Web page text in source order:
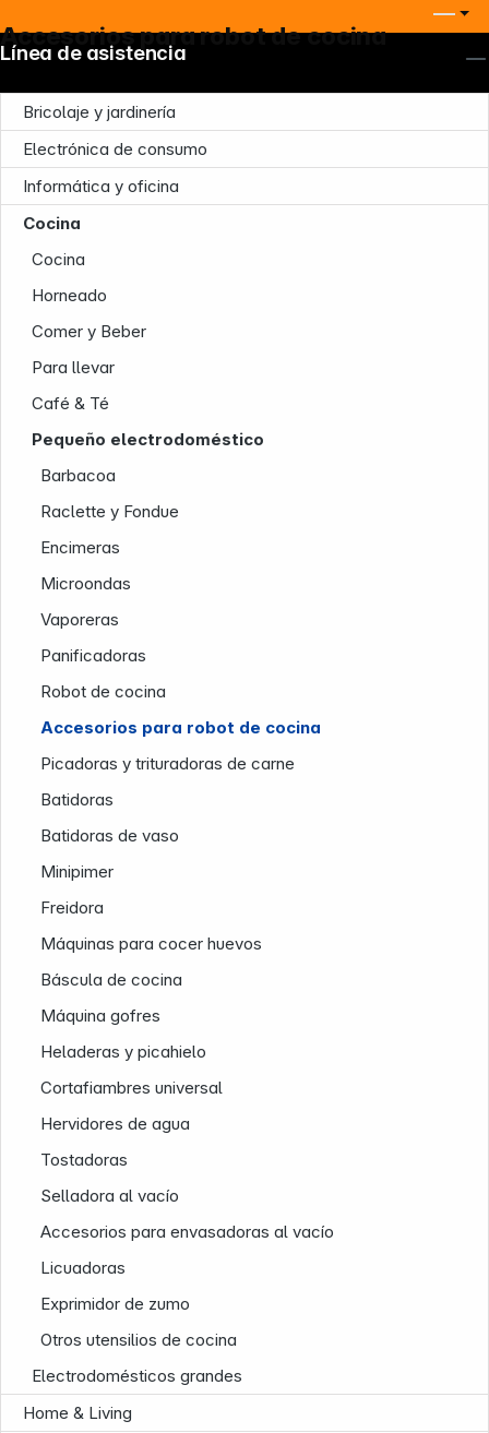
Accesorios para robot de cocina
Bricolaje y jardinería
Electrónica de consumo
Informática y oficina
Cocina
Cocina
Horneado
Comer y Beber
Para llevar
Café & Té
Pequeño electrodoméstico
Barbacoa
Raclette y Fondue
Encimeras
Microondas
Vaporeras
Panificadoras
Robot de cocina
Accesorios para robot de cocina
Picadoras y trituradoras de carne
Batidoras
Batidoras de vaso
Minipimer
Freidora
Máquinas para cocer huevos
Báscula de cocina
Máquina gofres
Heladeras y picahielo
Cortafiambres universal
Hervidores de agua
Tostadoras
Selladora al vacío
Accesorios para envasadoras al vacío
Licuadoras
Exprimidor de zumo
Otros utensilios de cocina
Electrodomésticos grandes
Home & Living
Línea de asistencia
Nuestra empresa